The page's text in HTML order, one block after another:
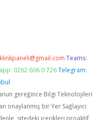
Teams:
0262 606 0 726 Telegram:
gereğince Bilgi Teknolojileri
onaylanmış bir Yer Sağlayıcı
sitedeki içerikleri proaktif